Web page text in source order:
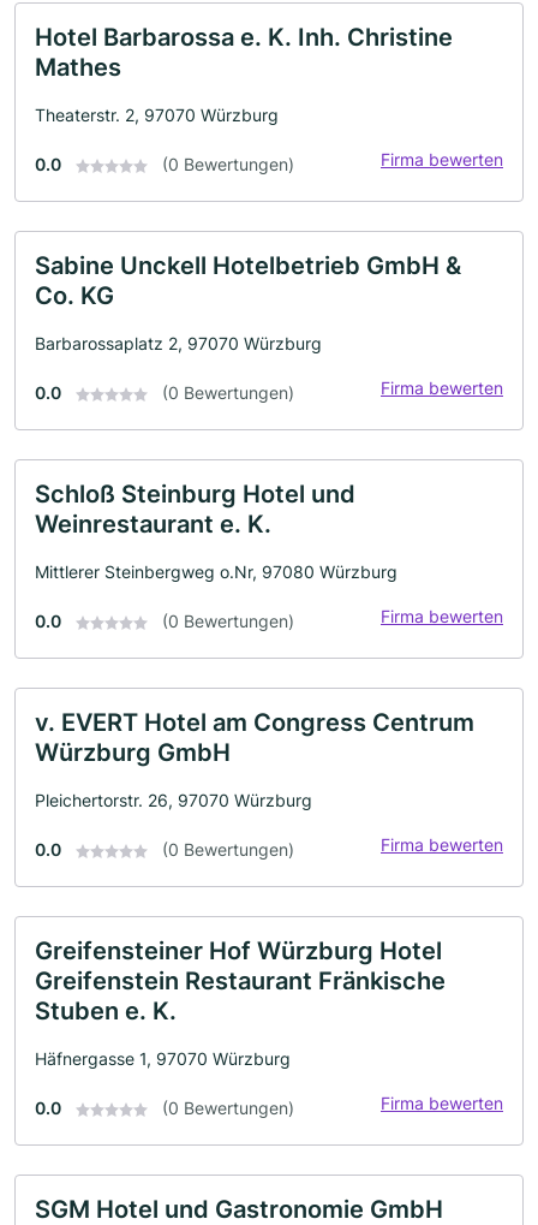
Hotel Barbarossa e. K. Inh. Christine
Mathes
Theaterstr. 2, 97070 Würzburg
0.0 (0 Bewertungen) Firma bewerten
Sabine Unckell Hotelbetrieb GmbH &
Co. KG
Barbarossaplatz 2, 97070 Würzburg
0.0 (0 Bewertungen) Firma bewerten
Schloß Steinburg Hotel und
Weinrestaurant e. K.
Mittlerer Steinbergweg o.Nr, 97080 Würzburg
0.0 (0 Bewertungen) Firma bewerten
v. EVERT Hotel am Congress Centrum
Würzburg GmbH
Pleichertorstr. 26, 97070 Würzburg
0.0 (0 Bewertungen) Firma bewerten
Greifensteiner Hof Würzburg Hotel
Greifenstein Restaurant Fränkische
Stuben e. K.
Häfnergasse 1, 97070 Würzburg
0.0 (0 Bewertungen) Firma bewerten
SGM Hotel und Gastronomie GmbH